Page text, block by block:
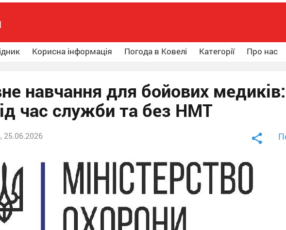
Корисна інформація Погода в Ковелі Категорії Про нас
навчання для бойових
час служби та без НМТ
25.06.2026